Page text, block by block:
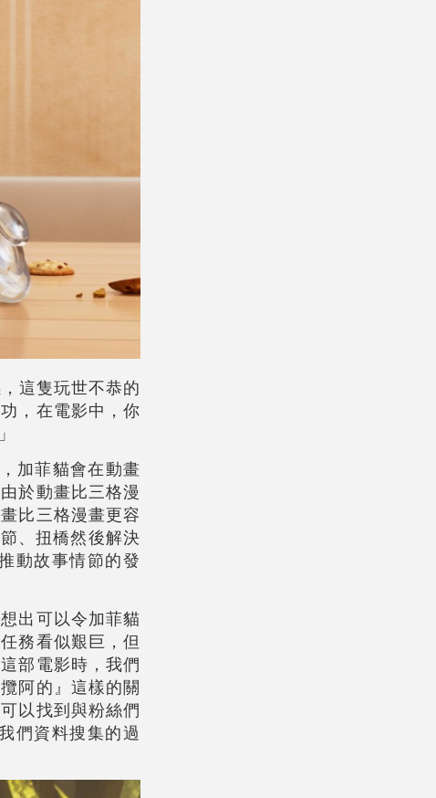
這隻玩世不恭的
，在電影中，你
加菲貓會在動畫
於動畫比三格漫
比三格漫畫更容
、扭橋然後解決
動故事情節的發
出可以令加菲貓
務看似艱巨，但
部電影時，我們
阿的』這樣的關
以找到與粉絲們
們資料搜集的過